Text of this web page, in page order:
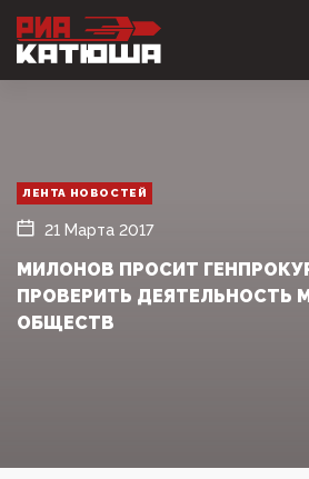
ЛЕНТА НОВОСТЕЙ
21 Марта 2017
МИЛОНОВ ПРОСИТ
ПРОВЕРИТЬ ДЕЯТЕЛЬНОСТЬ
ОБЩЕСТВ